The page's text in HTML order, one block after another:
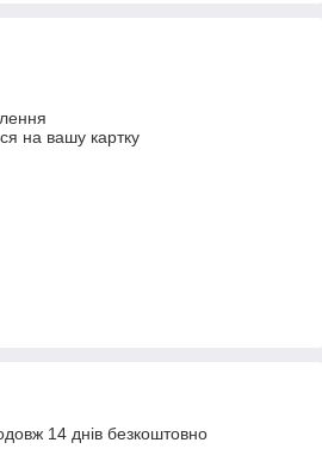
на вашу картку
14 днів безкоштовно